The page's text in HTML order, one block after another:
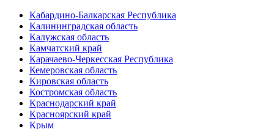
Кабардино-Балкарская Республика
Калининградская область
Калужская область
Камчатский край
Карачаево-Черкесская Республика
Кемеровская область
Кировская область
Костромская область
Краснодарский край
Красноярский край
Крым